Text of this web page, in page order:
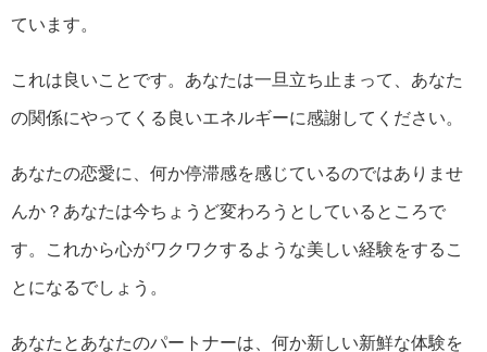
ています。
これは良いことです。あなたは一旦立ち止まって、あなた
の関係にやってくる良いエネルギーに感謝してください。
あなたの恋愛に、何か停滞感を感じているのではありませ
んか？あなたは今ちょうど変わろうとしているところで
す。これから心がワクワクするような美しい経験をするこ
とになるでしょう。
あなたとあなたのパートナーは、何か新しい新鮮な体験を